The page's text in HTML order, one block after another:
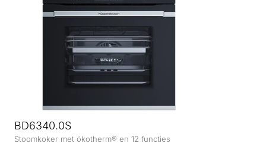
BD6340.0S
Stoomkoker met ökotherm® en 12 functies